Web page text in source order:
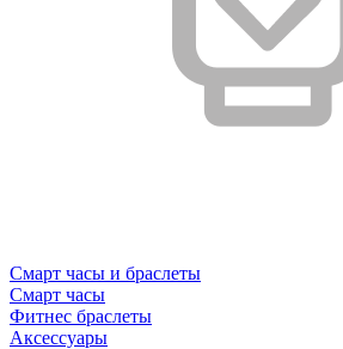
Смарт часы и браслеты
Смарт часы
Фитнес браслеты
Аксессуары